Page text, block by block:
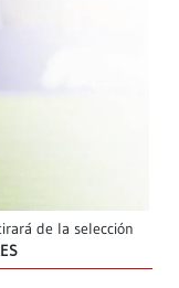
de la selección